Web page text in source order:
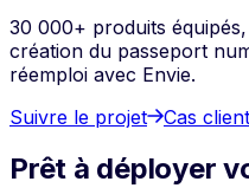
30 000+ produits
création du passeport
réemploi avec Envie.
Suivre le projet
Cas client
Prêt à déployer